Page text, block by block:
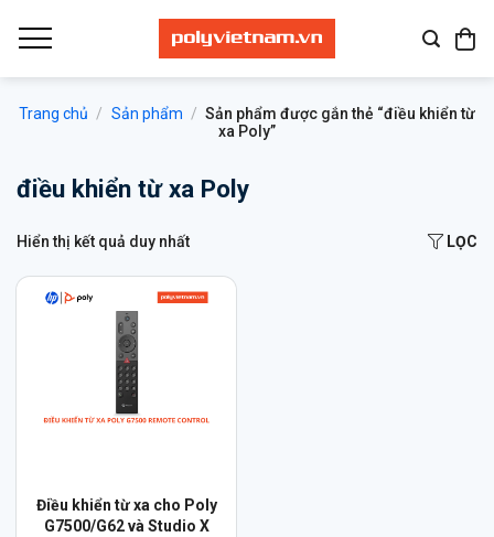
qua
Trang chủ / Sản phẩm / Sản phẩm được gắn thẻ “điều khiển từ
xa Poly”
điều khiển từ xa Poly
Hiển thị kết quả duy nhất LỌC
Điều khiển từ xa cho Poly
G7500/G62 và Studio X